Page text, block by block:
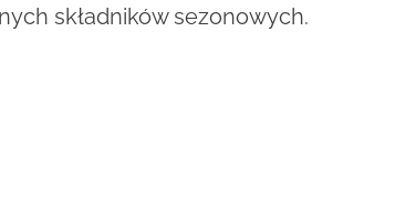
składników sezonowych.